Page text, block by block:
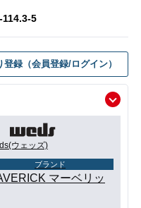
5
登録（会員登録/ログイン）
ウェッズ)
ブランド
マーベリッ